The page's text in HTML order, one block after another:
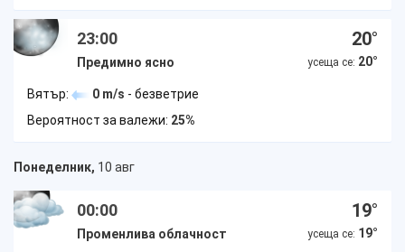
23:00
Предимно ясно
20°
усеща се: 20°
Вятър: 0 m/s - безветрие
Вероятност за валежи: 25%
Понеделник, 10 авг
00:00
Променлива облачност
19°
усеща се: 19°